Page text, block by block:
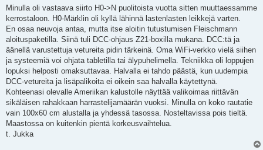
e
t
i
Minulla oli vastaava siirto H0->N puolitoista vuotta sitten muuttaessamme
kerrostaloon. H0-Märklin oli kyllä lähinnä lastenlasten leikkejä varten.
En osaa neuvoja antaa, mutta itse aloitin tutustumisen Fleischmann
aloituspaketilla. Siinä tuli DCC-ohjaus Z21-boxilla mukana. DCC:tä ja
äänellä varustettuja vetureita pidin tärkeinä. Oma WiFi-verkko vielä siihen
ja systeemiä voi ohjata tabletilla tai älypuhelimella. Tekniikka oli loppujen
lopuksi helposti omaksuttavaa. Halvalla ei tahdo päästä, kun uudempia
DCC-vetureita ja lisäpalikoita ei oikein saa halvalla käytettynä.
Kohteenasi olevalle Ameriikan kalustolle näyttää valikoimaa riittävän
sikäläisen rahakkaan harrastelijamäärän vuoksi. Minulla on koko rautatie
vain 100x60 cm alustalla ja yhdessä tasossa. Nosteltavissa pois tieltä.
Maastossa on kuitenkin pientä korkeusvaihtelua.
t. Jukka